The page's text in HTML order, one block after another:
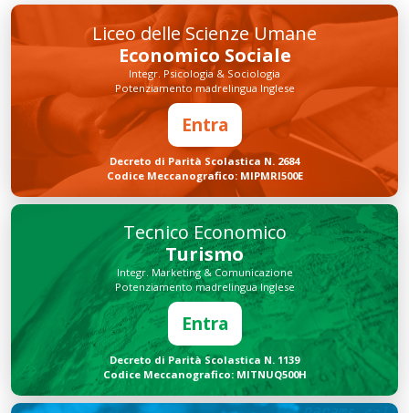
Liceo delle Scienze Umane
Economico Sociale
Integr. Psicologia & Sociologia
Potenziamento madrelingua Inglese
Entra
Decreto di Parità Scolastica N. 2684
Codice Meccanografico: MIPMRI500E
Tecnico Economico
Turismo
Integr. Marketing & Comunicazione
Potenziamento madrelingua Inglese
Entra
Decreto di Parità Scolastica N. 1139
Codice Meccanografico: MITNUQ500H